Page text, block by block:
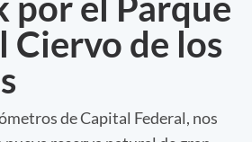
Ciervo de los
de Capital Federal, nos